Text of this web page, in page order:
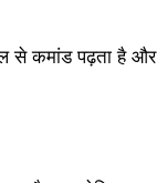
से कमांड पढ़ता है और